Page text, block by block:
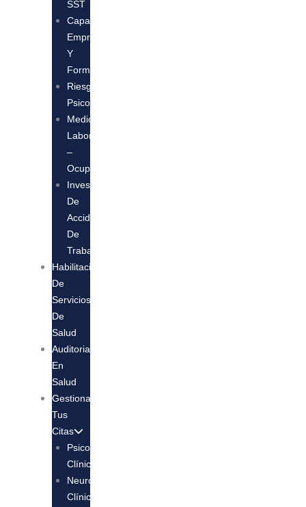
SST
Capacitación
Empresarial
Y
Formación
Riesgo
Psicosocial
Medicina
Laboral
–
Ocupacional
Investigación
De
Accidentes
De
Trabajo
Habilitación
De
Servicios
De
Salud
Auditoria
En
Salud
Gestiona
Tus
Citas
Psicologia
Clínica
Neuropsicología
Clínica